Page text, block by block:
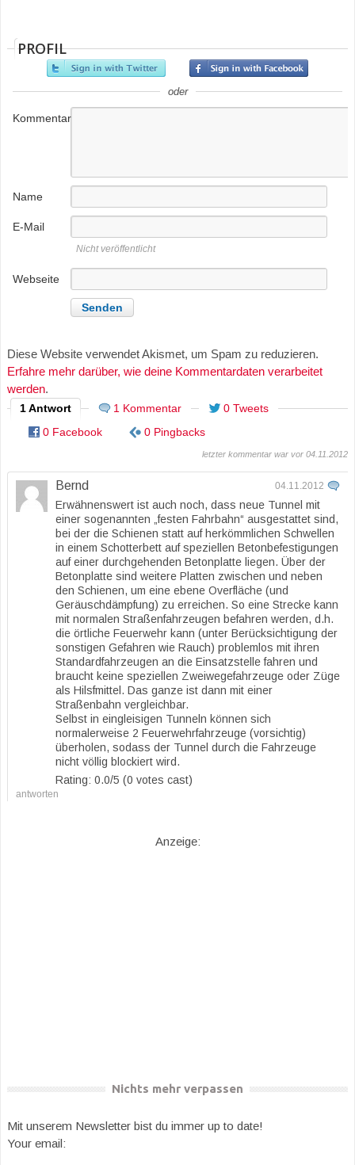
PROFIL
oder
Kommentar
Name
E-Mail
Nicht veröffentlicht
Webseite
Diese Website verwendet Akismet, um Spam zu reduzieren.
Erfahre mehr darüber, wie deine Kommentardaten verarbeitet
werden.
1 Antwort 1 Kommentar
0 Tweets
0 Facebook
0 Pingbacks
letzter kommentar war vor 04.11.2012
Bernd 04.11.2012
Erwähnenswert ist auch noch, dass neue Tunnel mit
einer sogenannten „festen Fahrbahn“ ausgestattet sind,
bei der die Schienen statt auf herkömmlichen Schwellen
in einem Schotterbett auf speziellen Betonbefestigungen
auf einer durchgehenden Betonplatte liegen. Über der
Betonplatte sind weitere Platten zwischen und neben
den Schienen, um eine ebene Overfläche (und
Geräuschdämpfung) zu erreichen. So eine Strecke kann
mit normalen Straßenfahrzeugen befahren werden, d.h.
die örtliche Feuerwehr kann (unter Berücksichtigung der
sonstigen Gefahren wie Rauch) problemlos mit ihren
Standardfahrzeugen an die Einsatzstelle fahren und
braucht keine speziellen Zweiwegefahrzeuge oder Züge
als Hilsfmittel. Das ganze ist dann mit einer
Straßenbahn vergleichbar.
Selbst in eingleisigen Tunneln können sich
normalerweise 2 Feuerwehrfahrzeuge (vorsichtig)
überholen, sodass der Tunnel durch die Fahrzeuge
nicht völlig blockiert wird.
Rating: 0.0/5 (0 votes cast)
antworten
Anzeige:
Nichts mehr verpassen
Mit unserem Newsletter bist du immer up to date!
Your email: